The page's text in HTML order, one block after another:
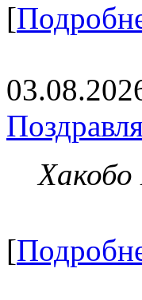
[
[